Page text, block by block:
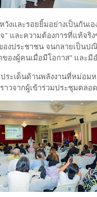
งและรอยยิ้มอย่างเป็นกัน
และความต้องการที่แท้จริ
งประชาชน จนกลายเป็นป
องผู้คนเมื่อมีโอกาส” และมี
ระเด็นด้านพลังงานที่หม่อ
าวจากผู้เข้าร่วมประชุมตลอ